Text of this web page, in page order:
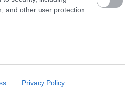
and other user protection.
Privacy Policy